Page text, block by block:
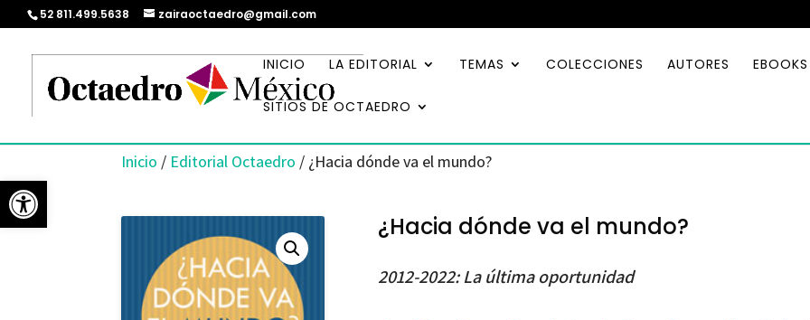
Abrir barra de herramientas
52 811.499.5638 zairaoctaedro@gmail.com
INICIO LA EDITORIAL TEMAS COLECCIONES AUTORES EBOOKS
SITIOS DE OCTAEDRO
Inicio / Editorial Octaedro / ¿Hacia dónde va el mundo?
¿Hacia dónde va el mundo?
2012-2022: La última oportunidad